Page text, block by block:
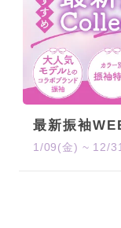
話題のモデ
振袖